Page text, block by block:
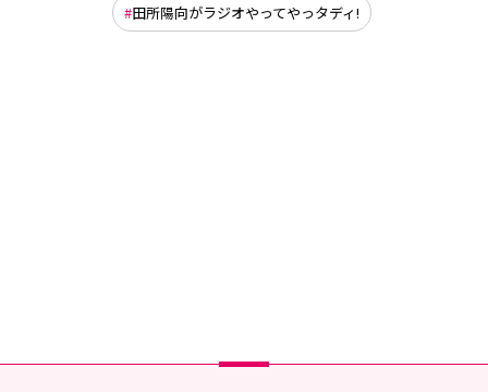
田所陽向がラジオやってやっタディ!